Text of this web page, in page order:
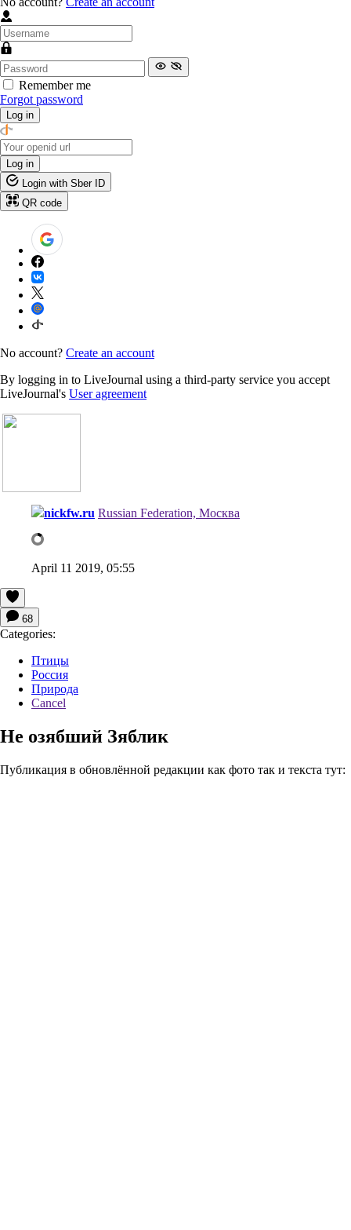
Remember me
Forgot password
Log in
Log in
Login with Sber ID
QR code
No account? Create an account
By logging in to LiveJournal using a third-party service you accept
LiveJournal's User agreement
nickfw.ru Russian Federation, Москва
April 11 2019, 05:55
68
Categories:
Птицы
Россия
Природа
Cancel
Не озябший Зяблик
Публикация в обновлённой редакции как фото так и текста тут: